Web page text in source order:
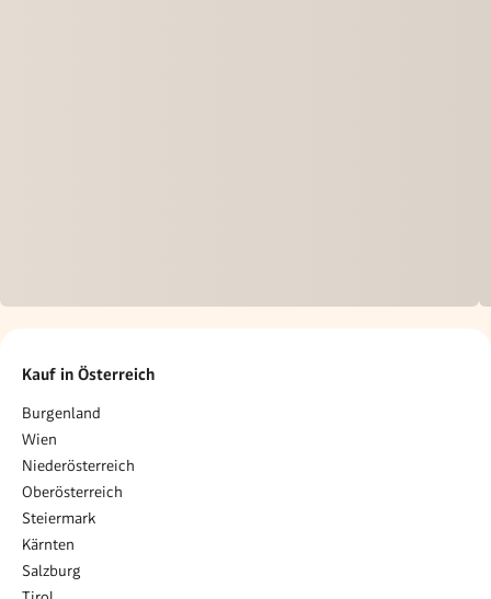
Kauf in Österreich
Burgenland
Wien
Niederösterreich
Oberösterreich
Steiermark
Kärnten
Salzburg